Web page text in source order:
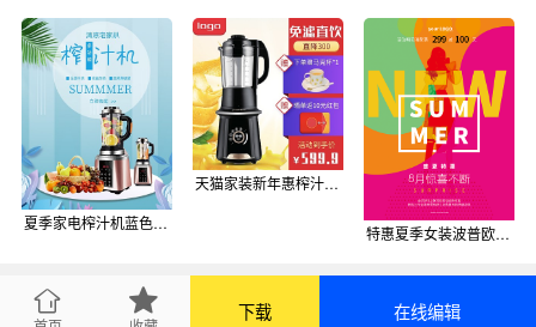
下载 在线编辑
夏季家电榨汁机蓝色风格海报
天猫家装新年惠榨汁机限时特惠活动淘宝直通车图片
特惠夏季女装波普欧美风宣传促销海报